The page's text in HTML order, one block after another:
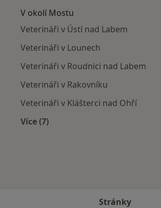
V okolí Mostu
Veterináři v Ústí nad Labem
Veterináři v Lounech
Veterináři v Roudnici nad Labem
Veterináři v Rakovníku
Veterináři v Klášterci nad Ohří
Více (7)
Stránky